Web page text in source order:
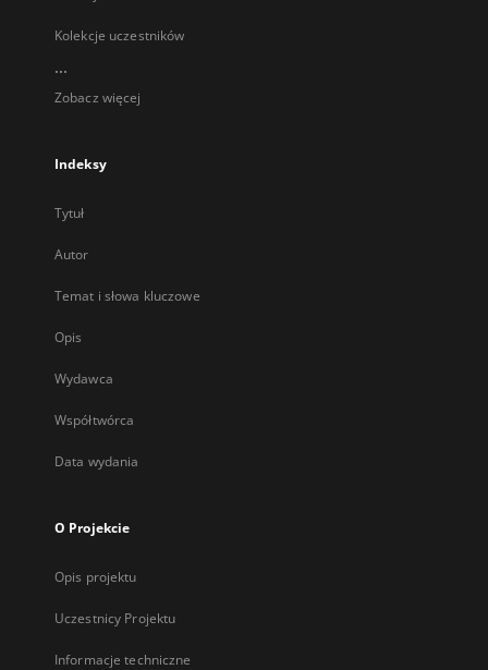
Kolekcje uczestników
...
Zobacz więcej
Indeksy
Tytuł
Autor
Temat i słowa kluczowe
Opis
Wydawca
Współtwórca
Data wydania
O Projekcie
Opis projektu
Uczestnicy Projektu
Informacje techniczne